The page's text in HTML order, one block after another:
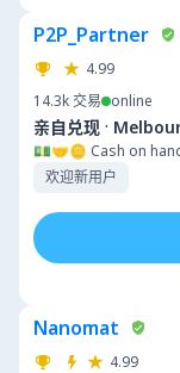
P2P_Partner
4.99
14.3k交易 online
亲自兑现 ·
💵🤝🪙 Cash on
欢迎新用户
Nanomat
4.99